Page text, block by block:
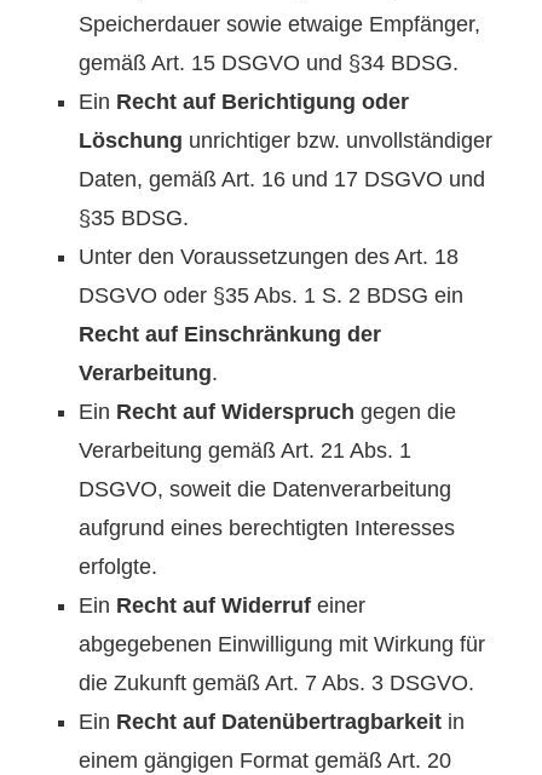
Speicherdauer sowie etwaige Empfänger,
gemäß Art. 15 DSGVO und §34 BDSG.
Ein Recht auf Berichtigung oder
Löschung unrichtiger bzw. unvollständiger
Daten, gemäß Art. 16 und 17 DSGVO und
§35 BDSG.
Unter den Voraussetzungen des Art. 18
DSGVO oder §35 Abs. 1 S. 2 BDSG ein
Recht auf Einschränkung der
Verarbeitung.
Ein Recht auf Widerspruch gegen die
Verarbeitung gemäß Art. 21 Abs. 1
DSGVO, soweit die Datenverarbeitung
aufgrund eines berechtigten Interesses
erfolgte.
Ein Recht auf Widerruf einer
abgegebenen Einwilligung mit Wirkung für
die Zukunft gemäß Art. 7 Abs. 3 DSGVO.
Ein Recht auf Datenübertragbarkeit in
einem gängigen Format gemäß Art. 20